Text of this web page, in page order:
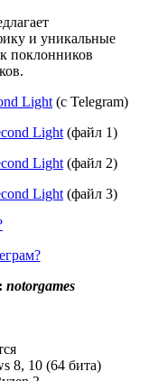
и уникальные
поклонников
Light (с Telegram)
Light (файл 1)
Light (файл 2)
Light (файл 3)
notorgames
8, 10 (64 бита)